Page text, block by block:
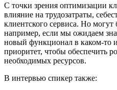
С точки зрения оптимизации
влияние на трудозатраты,
клиентского сервиса. Но
например, если мы ожидаем
новый функционал в каком-то
приоритет, чтобы обеспечить
необходимых ресурсов.
В интервью спикер также: